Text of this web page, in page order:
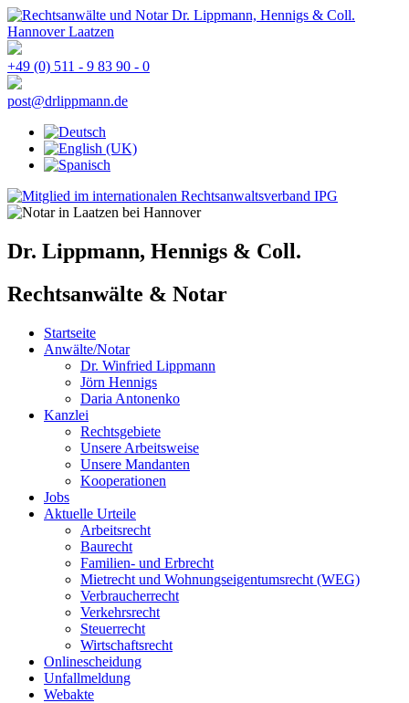
+49 (0) 511 - 9 83 90 - 0
post@drlippmann.de
Dr. Lippmann, Hennigs & Coll.
Rechtsanwälte & Notar
Startseite
Anwälte/Notar
Dr. Winfried Lippmann
Jörn Hennigs
Daria Antonenko
Kanzlei
Rechtsgebiete
Unsere Arbeitsweise
Unsere Mandanten
Kooperationen
Jobs
Aktuelle Urteile
Arbeitsrecht
Baurecht
Familien- und Erbrecht
Mietrecht und Wohnungseigentumsrecht (WEG)
Verbraucherrecht
Verkehrsrecht
Steuerrecht
Wirtschaftsrecht
Onlinescheidung
Unfallmeldung
Webakte